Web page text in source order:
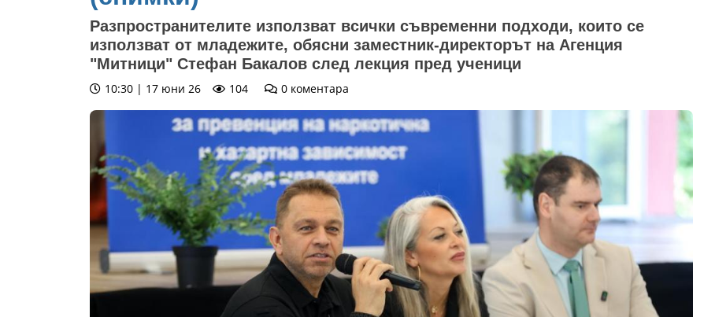
Разпространителите използват всички съвременни подходи, които се
използват от младежите, обясни заместник-директорът на Агенция
"Митници" Стефан Бакалов след лекция пред ученици
10:30 | 17 юни 26 104 0 коментара